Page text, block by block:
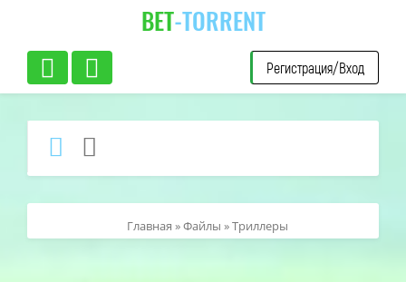
BET-TORRENT
Регистрация/Вход
Главная »Файлы » Триллеры